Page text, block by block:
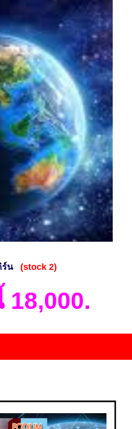
ร์น (stock 2)
18,000.